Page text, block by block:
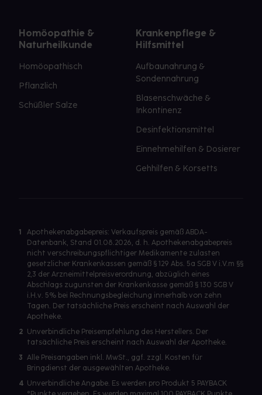
Homöopathie &
Naturheilkunde
Homöopathisch
Pflanzlich
Schüßler Salze
Krankenpflege &
Hilfsmittel
Aufbaunahrung &
Sondennahrung
Blasenschwäche &
Inkontinenz
Desinfektionsmittel
Einnehmehilfen & Dosierer
Gehhilfen & Korsetts
1
Apothekenabgabepreis: Verkaufspreis gemäß ABDA-
Datenbank, Stand 01.08.2026, d. h. Apothekenabgabepreis
nicht verschreibungspflichtiger Medikamente zulasten
gesetzlicher Krankenkassen gemäß § 129 Abs. 5a SGB V i.V.m §§
2,3 der Arzneimittelpreisverordnung, abzüglich eines
Abschlags zugunsten der Krankenkasse gemäß § 130 SGB V
i.H.v. 5% bei Rechnungsbegleichung innerhalb von zehn
Tagen. Der tatsächliche Preis erscheint nach Auswahl der
Apotheke.
2 Unverbindliche Preisempfehlung des Herstellers. Der
tatsächliche Preis erscheint nach Auswahl der Apotheke.
3 Alle Preisangaben inkl. MwSt., ggf. zzgl. Kosten für
Bringdienst der ausgewählten Apotheke.
4 Unverbindliche Angabe. Es werden pro Produkt 5 PAYBACK